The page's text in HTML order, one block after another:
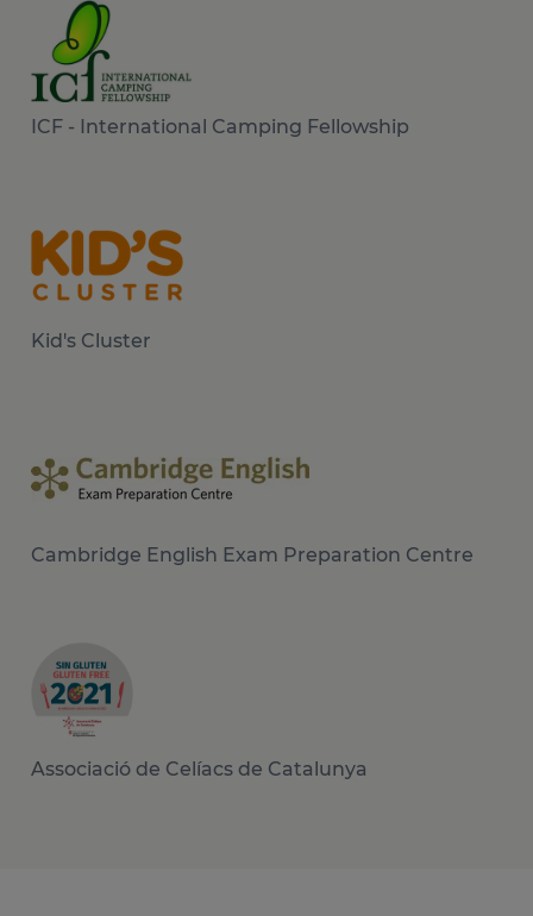
ICF - International Camping Fellowship
Kid's Cluster
Cambridge English Exam Preparation Centre
Associació de Celíacs de Catalunya